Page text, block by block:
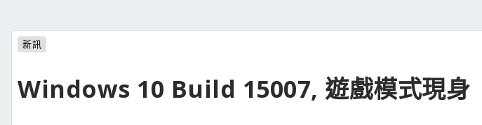
新訊
Windows 10 Build 15007, 遊戲模式現身